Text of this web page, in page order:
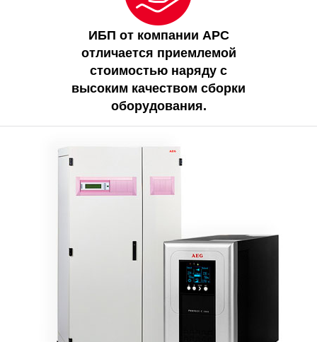
ИБП от компании APC
отличается приемлемой
стоимостью наряду с
высоким качеством сборки
оборудования.